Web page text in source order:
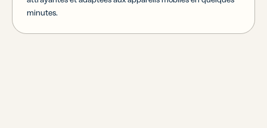
minutes.